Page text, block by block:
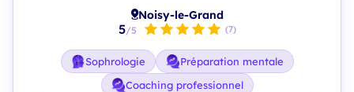
Noisy-le-Grand
5/5 (7)
Sophrologie
Préparation mentale
Coaching professionnel